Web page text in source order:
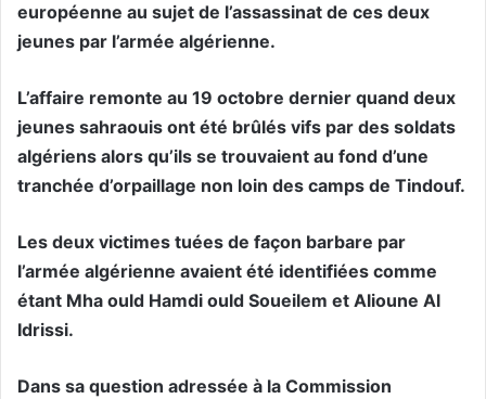
européenne au sujet de l’assassinat de ces deux
jeunes par l’armée algérienne.
L’affaire remonte au 19 octobre dernier quand deux
jeunes sahraouis ont été brûlés vifs par des soldats
algériens alors qu’ils se trouvaient au fond d’une
tranchée d’orpaillage non loin des camps de Tindouf.
Les deux victimes tuées de façon barbare par
l’armée algérienne avaient été identifiées comme
étant Mha ould Hamdi ould Soueilem et Alioune Al
Idrissi.
Dans sa question adressée à la Commission